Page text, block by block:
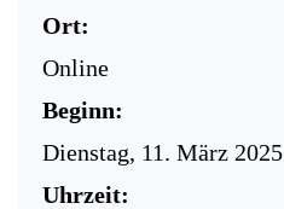
Ort:
Online
Beginn:
Dienstag, 11. März 2025
Uhrzeit: